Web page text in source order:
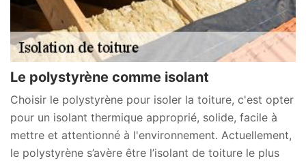
Le polystyrène comme isolant
Choisir le polystyrène pour isoler la toiture, c'est opter
pour un isolant thermique approprié, solide, facile à
mettre et attentionné à l'environnement. Actuellement,
le polystyrène s’avère être l’isolant de toiture le plus